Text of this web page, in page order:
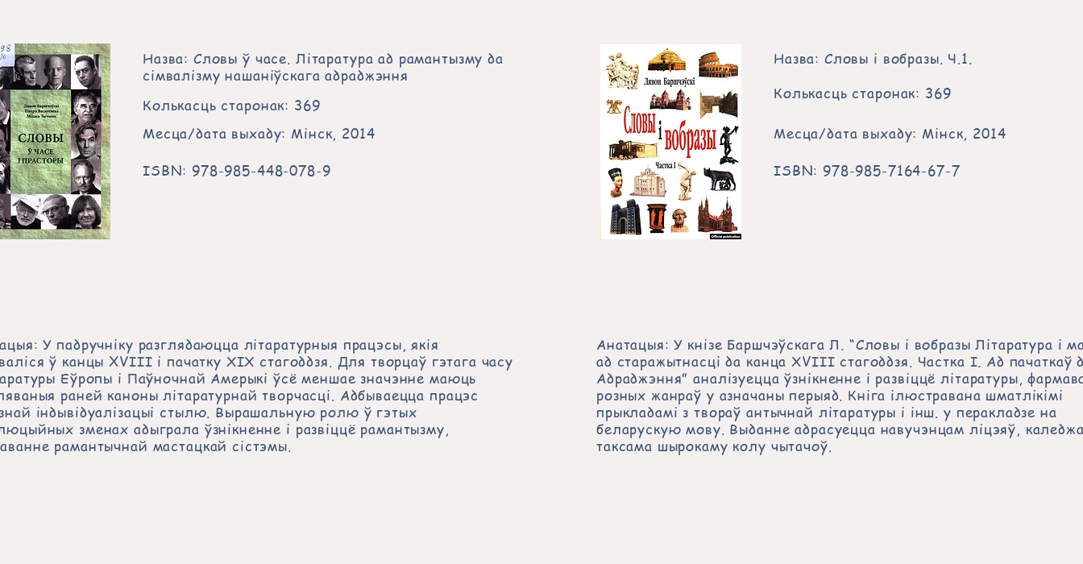
Назва: Словы ў часе. Літаратура ад рамантызму да
сімвалізму нашаніўскага адраджэння
Колькасць старонак: 369
Месца/дата выхаду: Мінск, 2014
ISBN: 978-985-448-078-9
Назва: Словы і вобразы. Ч.1.
Колькасць старонак: 369
Месца/дата выхаду: Мінск, 2014
ISBN: 978-985-7164-67-7
У падручніку разглядаюцца літаратурныя працэсы, якія
ў канцы XVІІІ і пачатку ХІХ стагоддзя. Для творцаў гэтага часу
Еўропы і Паўночнай Амерыкі ўсё меншае значэнне маюць
раней каноны літаратурнай творчасці. Адбываецца працэс
індывідуалізацыі стылю. Вырашальную ролю ў гэтых
зменах адыграла ўзнікненне і развіццё рамантызму,
рамантычнай мастацкай сістэмы.
Анатацыя: У кнізе Баршчэўскага Л. “Словы і вобразы Літаратура і
ад старажытнасці да канца ХVІІІ стагоддзя. Частка І. Ад пачаткаў
Адраджэння” аналізуецца ўзнікненне і развіццё літаратуры,
розных жанраў у азначаны перыяд. Кніга ілюстравана шматлікімі
прыкладамі з твораў антычнай літаратуры і інш. у перакладзе на
беларускую мову. Выданне адрасуецца навучэнцам ліцэяў,
таксама шырокаму колу чытачоў.